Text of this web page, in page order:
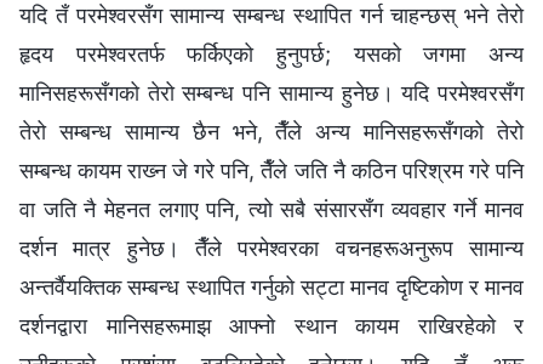
यदि तँ परमेश्‍वरसँग सामान्य सम्बन्ध स्थापित गर्न चाहन्छस् भने तेरो
हृदय परमेश्‍वरतर्फ फर्किएको हुनुपर्छ; यसको जगमा अन्य
मानिसहरूसँगको तेरो सम्बन्ध पनि सामान्य हुनेछ। यदि परमेश्‍वरसँग
तेरो सम्‍बन्ध सामान्य छैन भने, तैँले अन्य मानिसहरूसँगको तेरो
सम्बन्ध कायम राख्‍न जे गरे पनि, तैँले जति नै कठिन परिश्रम गरे पनि
वा जति नै मेहनत लगाए पनि, त्यो सबै संसारसँग व्यवहार गर्ने मानव
दर्शन मात्र हुनेछ। तैँले परमेश्‍वरका वचनहरूअनुरूप सामान्य
अन्तर्वैयक्तिक सम्बन्ध स्थापित गर्नुको सट्टा मानव दृष्टिकोण र मानव
दर्शनद्वारा मानिसहरूमाझ आफ्नो स्थान कायम राखिरहेको र